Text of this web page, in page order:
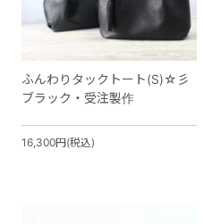
ふんわりタックトート(S)☆彡
ブラック・受注製作
16,300円(税込)